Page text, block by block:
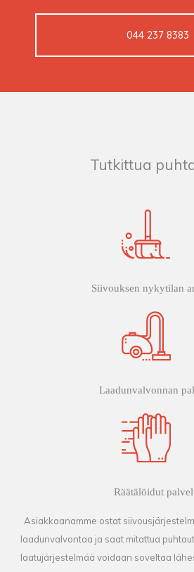
044 237 8383
Tutkittua
Siivouksen nykytilan
Laadunvalvonnan
Räätälöidut
Asiakkaanamme ostat
laadunvalvontaa ja saat mitattua
laatujärjestelmää voidaan soveltaa